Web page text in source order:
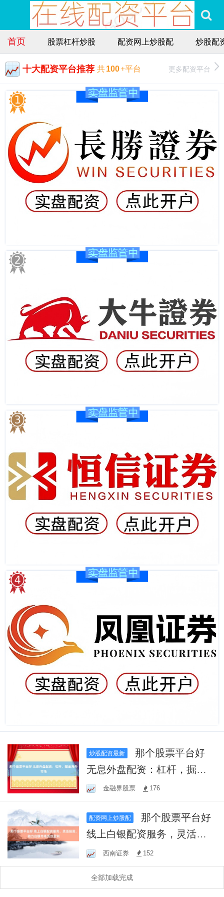
首页 股票杠杆炒股 配资网上炒股配 炒股配
十大配资平台推荐 共100+平台 更多配资平台
炒股配资最新
无息外盘配资：杠杆，掘金
海外市场
金融界股票 176
配资网上炒股配
线上白银配资服务，灵活投
资，助力白银市场高效盈利
西南证券 152
全部加载完成